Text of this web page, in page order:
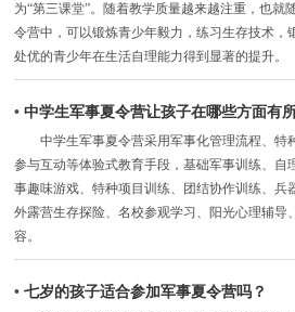
为“第三课堂”。随着教学质量越来越注重，也就
令营中，可以锻炼青少年毅力，练习生存技术，
处优的青少年在生活自理能力得到显著的提升。
•中学生军事夏令营让孩子在哪些方面有
中学生军事夏令营采用军事化管理流程、特
参与互动等体验式教育手段，基础军事训练、自
事趣味游戏、特种项目训练、团结协作训练、兵
外露营生存探险、名校参观学习、阳光心理辅导
容。
•七岁的孩子适合参加军事夏令营吗？